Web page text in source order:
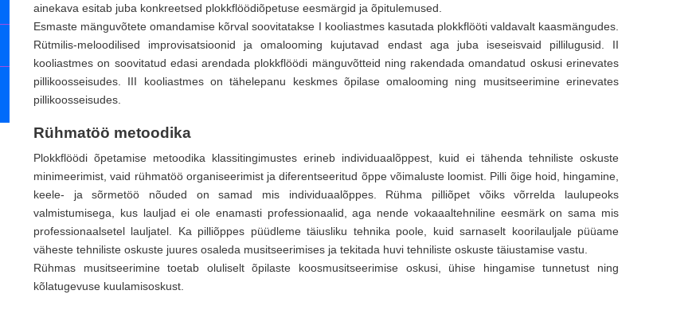
ainekava esitab juba konkreetsed plokkflöödiõpetuse eesmärgid ja õpitulemused.
Esmaste mänguvõtete omandamise kõrval soovitatakse I kooliastmes kasutada plokkflööti valdavalt kaasmängudes.
Rütmilis-meloodilised improvisatsioonid ja omalooming kujutavad endast aga juba iseseisvaid pillilugusid. II
kooliastmes on soovitatud edasi arendada plokkflöödi mänguvõtteid ning rakendada omandatud oskusi erinevates
pillikoosseisudes. III kooliastmes on tähelepanu keskmes õpilase omalooming ning musitseerimine erinevates
pillikoosseisudes.
Rühmatöö metoodika
Plokkflöödi õpetamise metoodika klassitingimustes erineb individuaalõppest, kuid ei tähenda tehniliste oskuste
minimeerimist, vaid rühmatöö organiseerimist ja diferentseeritud õppe võimaluste loomist. Pilli õige hoid, hingamine,
keele- ja sõrmetöö nõuded on samad mis individuaalõppes. Rühma pilliõpet võiks võrrelda laulupeoks
valmistumisega, kus lauljad ei ole enamasti professionaalid, aga nende vokaaaltehniline eesmärk on sama mis
professionaalsetel lauljatel. Ka pilliõppes püüdleme täiusliku tehnika poole, kuid sarnaselt koorilauljale püüame
väheste tehniliste oskuste juures osaleda musitseerimises ja tekitada huvi tehniliste oskuste täiustamise vastu.
Rühmas musitseerimine toetab oluliselt õpilaste koosmusitseerimise oskusi, ühise hingamise tunnetust ning
kõlatugevuse kuulamisoskust.